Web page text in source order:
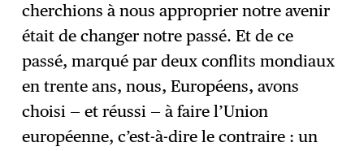
cherchions à nous approprier notre avenir
était de changer notre passé. Et de ce
passé, marqué par deux conflits mondiaux
en trente ans, nous, Européens, avons
choisi — et réussi — à faire l’Union
européenne, c’est-à-dire le contraire : un